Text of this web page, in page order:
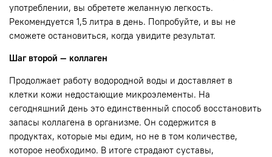
употреблении, вы обретете желанную легкость.
Рекомендуется 1,5 литра в день. Попробуйте, и вы не
сможете остановиться, когда увидите результат.
Шаг второй — коллаген
Продолжает работу водородной воды и доставляет в
клетки кожи недостающие микроэлементы. На
сегодняшний день это единственный способ восстановить
запасы коллагена в организме. Он содержится в
продуктах, которые мы едим, но не в том количестве,
которое необходимо. В итоге страдают суставы,